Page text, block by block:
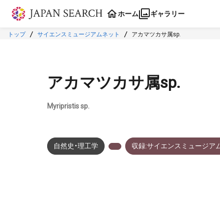
本文に飛ぶ
ホーム ギャラリー
トップ サイエンスミュージアムネット アカマツカサ属sp.
アカマツカサ属sp.
Myripristis sp.
自然史・理工学 収録:サイエンスミュージア